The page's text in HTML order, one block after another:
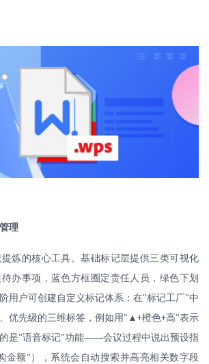
理
炼的核心工具。基础标记层提供三类可视化
办事项，蓝色方框圈定责任人员，绿色下划
用户可创建自定义标记体系：在"标记工厂"中
优先级的三维标签，例如用 " ▲ +橙色+高"表示
是"语音标记"功能——会议过程中说出预设指
金额" ），系统会自动搜索并高亮相关数字段